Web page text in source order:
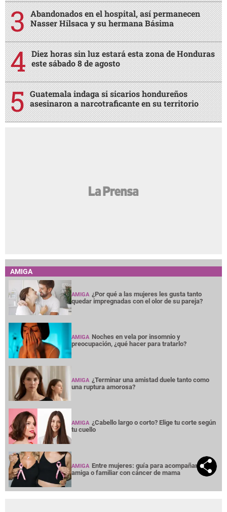
Abandonados en el hospital, así permanecen
Nasser Hilsaca y su hermana Básima
Diez horas sin luz estará esta zona de Honduras
este sábado 8 de agosto
Guatemala indaga si sicarios hondureños
asesinaron a narcotraficante en su territorio
AMIGA
AMIGA ¿Por qué a las mujeres les gusta tanto
quedar impregnadas con el olor de su pareja?
AMIGA Noches en vela por insomnio y
preocupación, ¿qué hacer para tratarlo?
AMIGA ¿Terminar una amistad duele tanto como
una ruptura amorosa?
AMIGA ¿Cabello largo o corto? Elige tu corte según
tu cuello
AMIGA Entre mujeres: guía para acompañar a su
amiga o familiar con cáncer de mama